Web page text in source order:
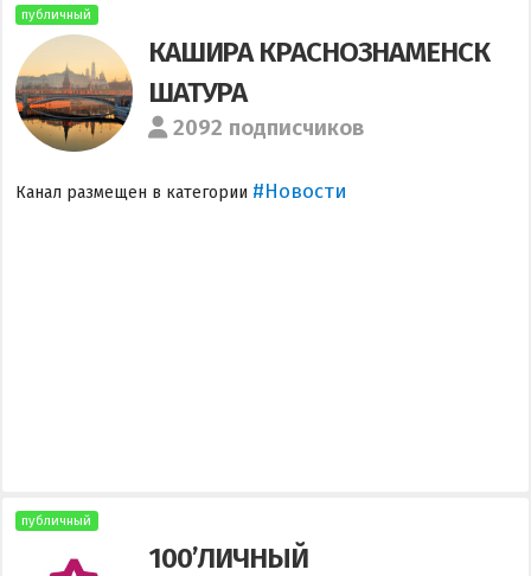
публичный
КАШИРА КРАСНОЗНАМЕНСК
ШАТУРА
2092 подписчиков
Канал размещен в категории #Новости
публичный
100’ЛИЧНЫЙ